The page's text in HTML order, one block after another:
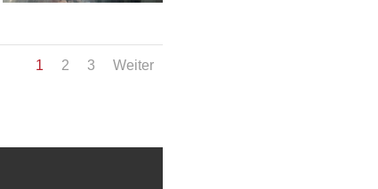
1 2 3 Weiter